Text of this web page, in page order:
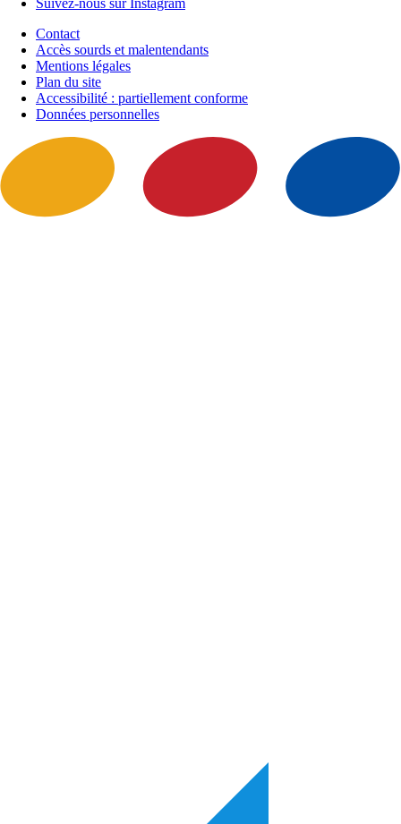
Contact
Accès sourds et malentendants
Mentions légales
Plan du site
Accessibilité : partiellement conforme
Données personnelles